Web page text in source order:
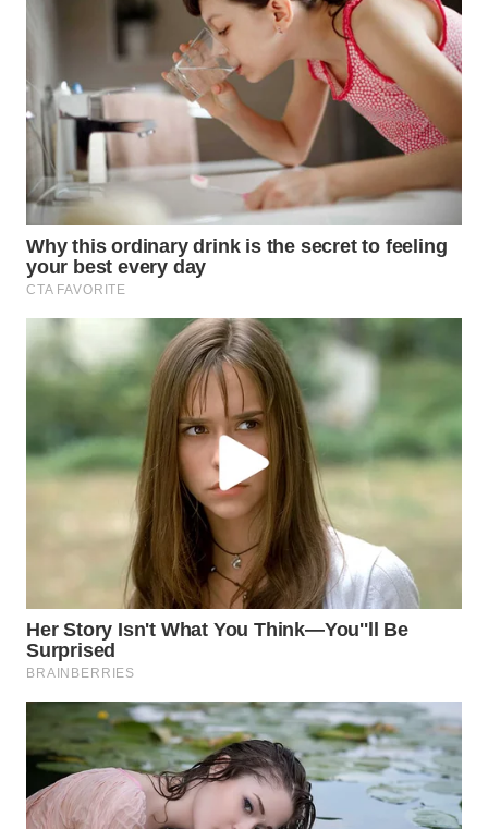
WN
BORNEO
Wahana
Media
WAHANA
NEWS
WAHANA
TANI
ADVOKAT
INFRASTRUKTUR
KONSUMEN
WAHANA
WAHANA
TRAVEL